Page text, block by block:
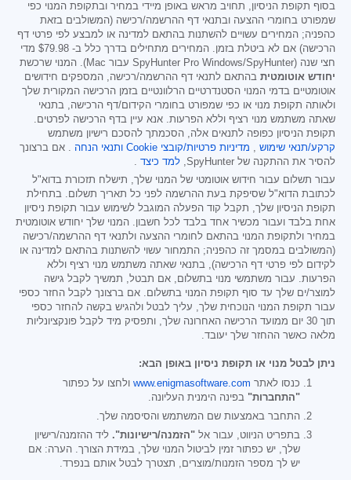
בסוף תקופת הניסיון, תחויב מראש באופן מיידי במחיר ובתקופת המנוי כפי
שמפורט בחומרי ההצעה ובתנאי דף ההרשמה/רכישה (המשולבים בזאת
כהפניה; המחירים עשויים להשתנות בהתאם למדינה או למבצע לפי פרטי דף
הרכישה) אם לא ביטלת בזמן. המחירים מתחילים בדרך כלל ב- $79.98 מדי
חצי שנה (SpyHunter Pro Windows/SpyHunter עבור Mac). המנוי שרכשת
יחודש אוטומטית בהתאם לתנאי דף ההרשמה/רכישה, המספקים חידושים
אוטומטיים בדמי המנוי הסטנדרטיים הרלוונטיים בזמן הרכישה המקורית שלך
ולאותה תקופת מנוי או כפי שמפורט בחומרי הקידום/דף הרכישה, בתנאי
שאתה משתמש מנוי רציף וללא הפרעות. אנא עיין בדף הרכישה לפרטים.
תקופת הניסיון כפופה לתנאים אלה, הסכמתך להסכם רישיון משתמש
קרקע/תנאי שימוש , מדיניות פרטיות/קובצי Cookie ותנאי הנחה . אם ברצונך
להסיר את ההתקנה של SpyHunter,
למד כיצד .
עבור תשלום עבור חידוש אוטומטי של המנוי שלך, תישלח תזכורת בדוא"ל
לכתובת הדוא"ל שסיפקת בעת ההרשמה לפני כל תאריך תשלום. בתחילת
תקופת הניסיון שלך, תקבל קוד הפעלה המוגבל לשימוש עבור תקופת ניסיון
אחת בלבד ועבור מכשיר אחד בלבד לכל חשבון. המנוי שלך יחודש אוטומטית
במחיר ולתקופת המנוי בהתאם לחומרי ההצעה ולתנאי דף ההרשמה/רכישה
(המשולבים במסמך זה כהפניה; התמחור עשוי להשתנות בהתאם למדינה או
לקידום לפי פרטי דף הרכישה), בתנאי שאתה משתמש מנוי רציף וללא
הפרעות. עבור משתמשי מנוי בתשלום, אם תבטל, תמשיך לקבל גישה
למוצר/ים שלך עד סוף תקופת המנוי בתשלום. אם ברצונך לקבל החזר כספי
עבור תקופת המנוי הנוכחית שלך, עליך לבטל ולהגיש בקשה להחזר כספי
תוך 30 יום ממועד הרכישה האחרונה שלך, ותפסיק מיד לקבל פונקציונליות
מלאה כאשר ההחזר שלך יעובד.
ניתן לבטל מנוי או תקופת ניסיון באופן הבא:
כנסו לאתר www.enigmasoftware.com ולחצו על כפתור
"התחברות" בפינה הימנית העליונה.
התחבר באמצעות שם המשתמש והסיסמה שלך.
בתפריט הניווט, עבור אל "הזמנה/רישיונות". ליד ההזמנה/רישיון
שלך, יש כפתור זמין לביטול המנוי שלך, במידת הצורך. הערה: אם
יש לך מספר הזמנות/מוצרים, תצטרך לבטל אותם בנפרד.